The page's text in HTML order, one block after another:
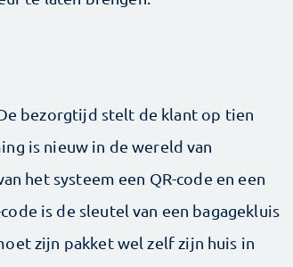
bezorgtijd stelt de klant op tien
is nieuw in de wereld van
het systeem een QR-code en een
is de sleutel van een bagagekluis
zijn pakket wel zelf zijn huis in